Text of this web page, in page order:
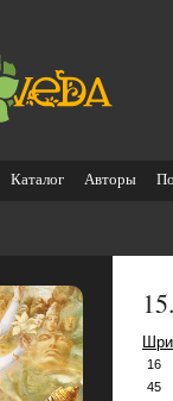
Каталог Авторы
16
45